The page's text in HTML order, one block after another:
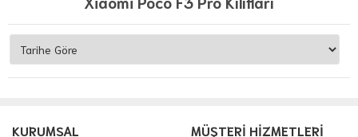
KURUMSAL MÜŞTERİ HİZMETLERİ